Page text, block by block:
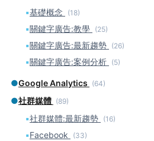
▪基礎概念 (18)
▪關鍵字廣告:教學 (25)
▪關鍵字廣告:最新趨勢 (26)
▪關鍵字廣告:案例分析 (5)
●Google Analytics (64)
●社群媒體 (89)
▪社群媒體:最新趨勢 (16)
▪Facebook (33)